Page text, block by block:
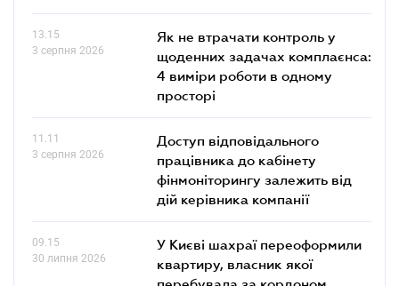
13.15
3 серпня 2026
Як не втрачати контроль у
щоденних задачах комплаєнса:
4 виміри роботи в одному
просторі
11.11
3 серпня 2026
Доступ відповідального
працівника до кабінету
фінмоніторингу залежить від
дій керівника компанії
09.15
30 липня 2026
У Києві шахраї переоформили
квартиру, власник якої